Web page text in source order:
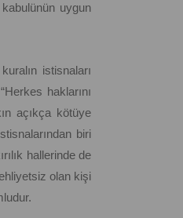
uygun
istisnaları
haklarını
açıkça kötüye
biri
hallerinde de
olan kişi